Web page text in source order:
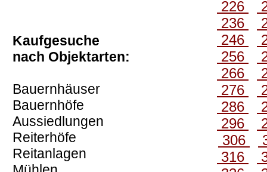
Kaufgesuche
nach Objektarten:
Bauernhäuser
Bauernhöfe
Aussiedlungen
Reiterhöfe
Reitanlagen
226
236
246
256
266
276
286
296
306
316